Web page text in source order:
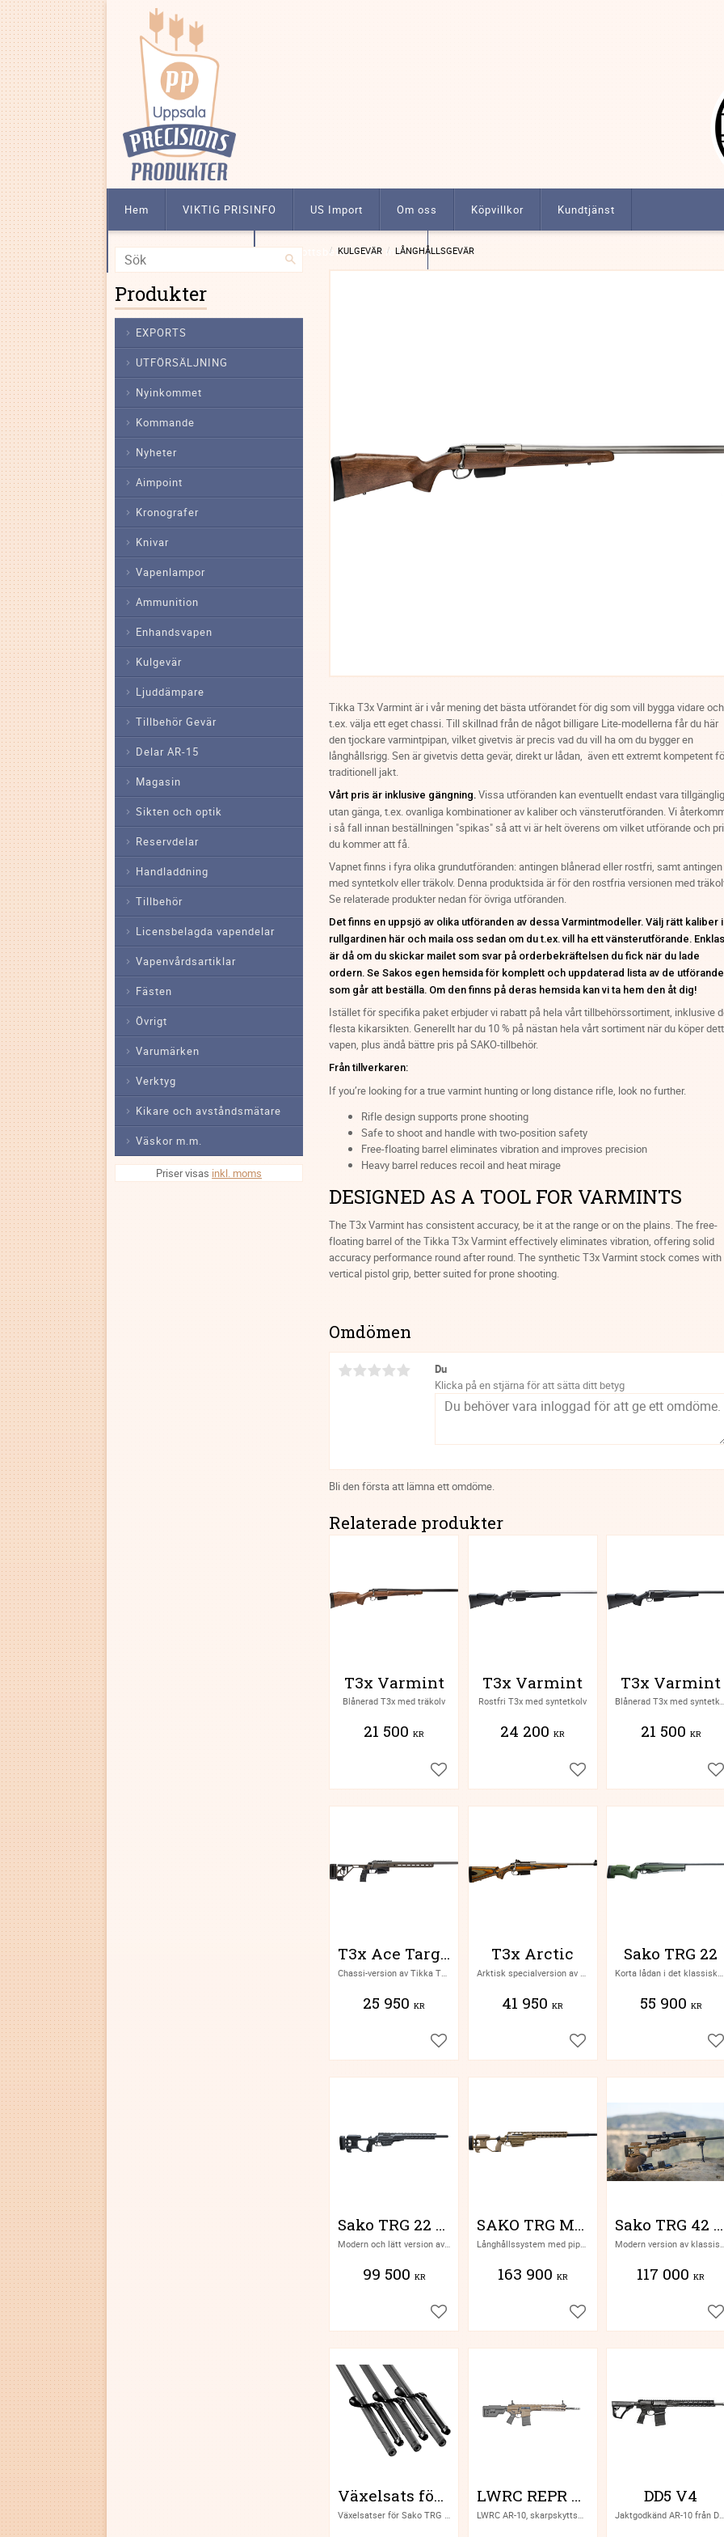
Hem VIKTIG PRISINFO US Import Om oss Köpvillkor Kundtjänst
Att köpa licensbelagt Förskottsbetalningar m.m.
KULGEVÄR LÅNGHÅLLSGEVÄR
Tikka T3x Varmint är i vår mening det bästa utförandet för dig som vill bygga vidare och
t.ex. välja ett eget chassi. Till skillnad från de något billigare Lite-modellerna får du här
den tjockare varmintpipan, vilket givetvis är precis vad du vill ha om du bygger en
långhållsrigg. Sen är givetvis detta gevär, direkt ur lådan, även ett extremt kompetent
traditionell jakt.
Vårt pris är inklusive gängning. Vissa utföranden kan eventuellt endast vara
utan gänga, t.ex. ovanliga kombinationer av kaliber och vänsterutföranden. Vi
i så fall innan beställningen "spikas" så att vi är helt överens om vilket utförande och
du kommer att få.
Vapnet finns i fyra olika grundutföranden: antingen blånerad eller rostfri, samt antingen
med syntetkolv eller träkolv. Denna produktsida är för den rostfria versionen med
Se relaterade produkter nedan för övriga utföranden.
Det finns en uppsjö av olika utföranden av dessa Varmintmodeller. Välj rätt kaliber i
rullgardinen här och maila oss sedan om du t.ex. vill ha ett vänsterutförande.
är då om du skickar mailet som svar på orderbekräftelsen du fick när du lade
ordern. Se Sakos egen hemsida för komplett och uppdaterad lista av de
som går att beställa. Om den finns på deras hemsida kan vi ta hem den åt dig!
Istället för specifika paket erbjuder vi rabatt på hela vårt tillbehörssortiment, inklusive
flesta kikarsikten. Generellt har du 10 % på nästan hela vårt sortiment när du köper
vapen, plus ändå bättre pris på SAKO-tillbehör.
Från tillverkaren:
If you’re looking for a true varmint hunting or long distance rifle, look no further.
Rifle design supports prone shooting
Safe to shoot and handle with two-position safety
Free-floating barrel eliminates vibration and improves precision
Heavy barrel reduces recoil and heat mirage
DESIGNED AS A TOOL FOR VARMINTS
The T3x Varmint has consistent accuracy, be it at the range or on the plains. The free-
floating barrel of the Tikka T3x Varmint effectively eliminates vibration, offering solid
accuracy performance round after round. The synthetic T3x Varmint stock comes with
vertical pistol grip, better suited for prone shooting.
Omdömen
Du
Klicka på en stjärna för att sätta ditt betyg
Bli den första att lämna ett omdöme.
Relaterade produkter
T3x Varmint
Blånerad T3x med träkolv
21 500 KR
Lägg till i favoriter
T3x Varmint
Rostfri T3x med syntetkolv
24 200 KR
Lägg till i favoriter
T3x Varmint
Blånerad
21 500 KR
T3x Ace Target
25 950 KR
Lägg till i favoriter
T3x Arctic
41 950 KR
Lägg till i favoriter
Sako TRG 22
55 900 KR
Sako TRG 22 A1
99 500 KR
Lägg till i favoriter
SAKO TRG M10
Långhållssystem med pipbyte, från SAKO
163 900 KR
Lägg till i favoriter
Sako TRG 42 A1
117 000 KR
Växelsats för Sako TRG M10 LWRC REPR MKII DD5 V4
Jaktgodkänd AR-10 från Daniel Defense
Produkter
EXPORTS
UTFÖRSÄLJNING
Nyinkommet
Kommande
Nyheter
Aimpoint
Kronografer
Knivar
Vapenlampor
Ammunition
Enhandsvapen
Kulgevär
Ljuddämpare
Tillbehör Gevär
Delar AR-15
Magasin
Sikten och optik
Reservdelar
Handladdning
Tillbehör
Licensbelagda vapendelar
Vapenvårdsartiklar
Fästen
Övrigt
Varumärken
Verktyg
Kikare och avståndsmätare
Väskor m.m.
Priser visas inkl. moms